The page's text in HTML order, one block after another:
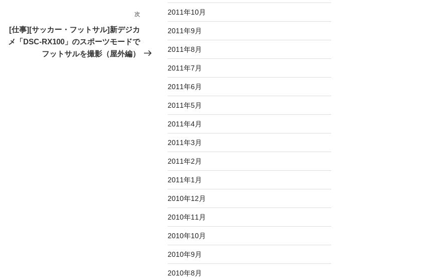
投
稿
次
[仕事][サッカー・フットサル]新デジカ
メ「DSC-RX100」のスポーツモードで
フットサルを撮影（屋外編）
2011年10月
2011年9月
2011年8月
2011年7月
2011年6月
2011年5月
2011年4月
2011年3月
2011年2月
2011年1月
2010年12月
2010年11月
2010年10月
2010年9月
2010年8月